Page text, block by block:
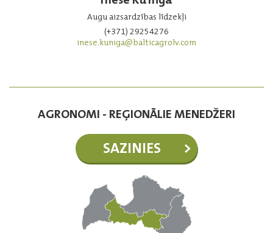
Augu aizsardzības līdzekļi
(+371) 29254276
inese.kuniga@balticagrolv.com
AGRONOMI - REĢIONĀLIE MENEDŽERI
SAZINIES